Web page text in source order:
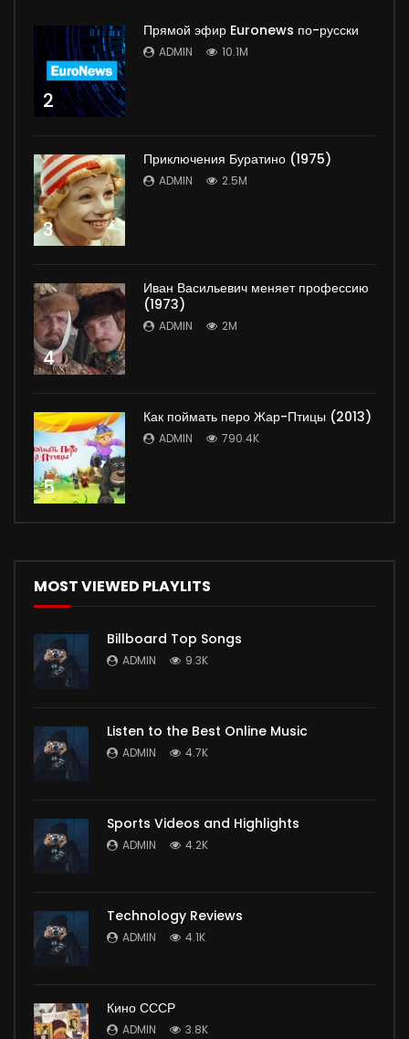
2
Прямой эфир Euronews по-русски
ADMIN 10.1M
3
Приключения Буратино (1975)
ADMIN 2.5M
4
Иван Васильевич меняет профессию
(1973)
ADMIN 2M
5
Как поймать перо Жар-Птицы (2013)
ADMIN 790.4K
MOST VIEWED PLAYLITS
Billboard Top Songs
ADMIN 9.3K
Listen to the Best Online Music
ADMIN 4.7K
Sports Videos and Highlights
ADMIN 4.2K
Technology Reviews
ADMIN 4.1K
Кино СССР
ADMIN 3.8K